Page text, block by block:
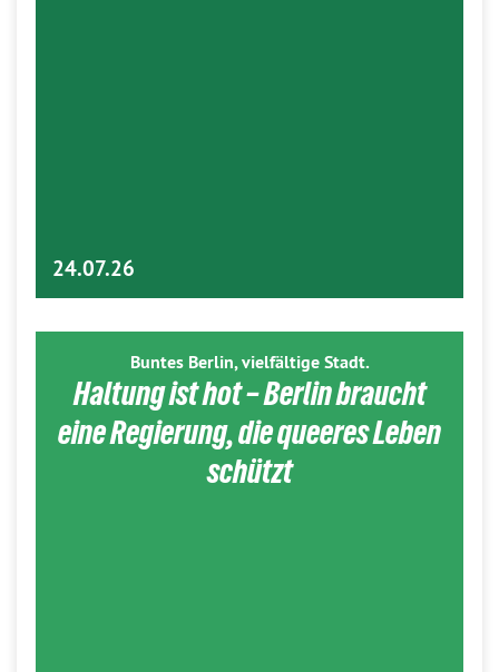
24.07.26
Buntes Berlin, vielfältige Stadt.
Haltung ist hot – Berlin braucht
eine Regierung, die queeres Leben
schützt